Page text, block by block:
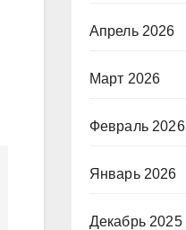
Апрель 2026
Март 2026
Февраль 2026
Январь 2026
Декабрь 2025